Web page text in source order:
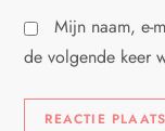
Mijn naam, e-
de volgende keer